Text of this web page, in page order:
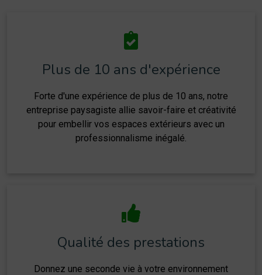
Plus de 10 ans d'expérience
Forte d'une expérience de plus de 10 ans, notre
entreprise paysagiste allie savoir-faire et créativité
pour embellir vos espaces extérieurs avec un
professionnalisme inégalé.
Qualité des prestations
Donnez une seconde vie à votre environnement